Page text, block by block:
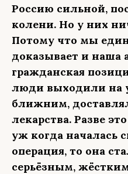
Россию сильной,
колени. Но у них
Потому что мы
доказывает и наша
гражданская
люди выходили на
ближним,
лекарства. Разве
уж когда началась
операция, то она
серьёзным,